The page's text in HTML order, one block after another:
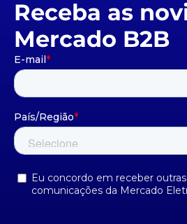
Receba as
Mercado B2B